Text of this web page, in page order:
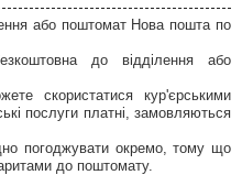
або поштомат Нова пошта по
до відділення або
скористатися кур'єрськими
послуги платні, замовляються
погоджувати окремо, тому що
до поштомату.